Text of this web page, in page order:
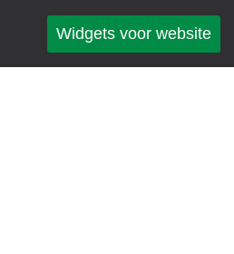
Widgets voor website